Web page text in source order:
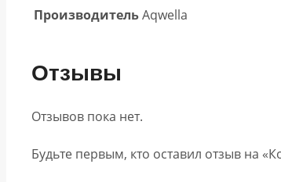
ПроизводительAqwella
Отзывы
Отзывов пока нет.
Будьте первым, кто оставил отзыв на